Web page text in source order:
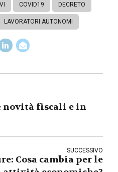
COVID19 DECRETO
LAVORATORI AUTONOMI
novità fiscali e in
SUCCESSIVO
Cosa cambia per le